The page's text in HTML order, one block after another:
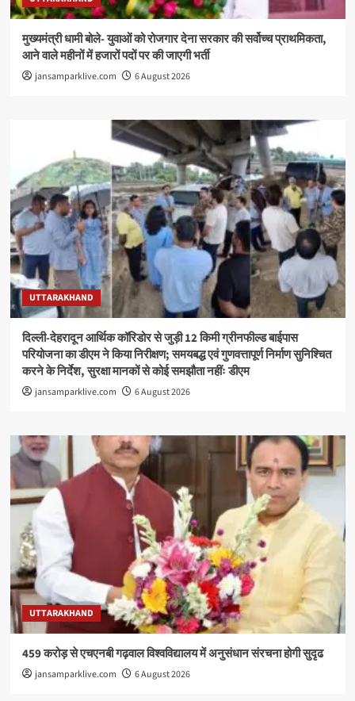
मुख्यमंत्री धामी बोले- युवाओं को रोजगार देना सरकार की सर्वोच्च प्राथमिकता,
आने वाले महीनों में हजारों पदों पर की जाएगी भर्ती
jansamparklive.com 6 August 2026
UTTARAKHAND
दिल्ली-देहरादून आर्थिक कॉरिडोर से जुड़ी 12 किमी ग्रीनफील्ड बाईपास
परियोजना का डीएम ने किया निरीक्षण; समयबद्ध एवं गुणवत्तापूर्ण निर्माण सुनिश्चित
करने के निर्देश, सुरक्षा मानकों से कोई समझौता नहींः डीएम
jansamparklive.com 6 August 2026
UTTARAKHAND
459 करोड़ से एचएनबी गढ़वाल विश्वविद्यालय में अनुसंधान संरचना होगी सुदृढ
jansamparklive.com 6 August 2026